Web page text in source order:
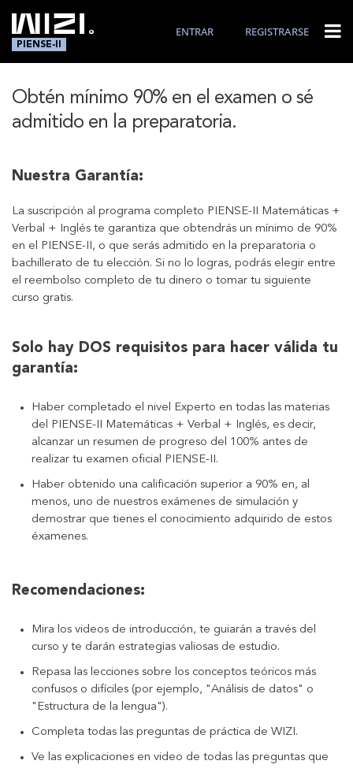
PIENSE-II
ENTRAR REGISTRARSE
Obtén mínimo 90% en el examen o sé
admitido en la preparatoria.
Nuestra Garantía:
La suscripción al programa completo PIENSE-II Matemáticas +
Verbal + Inglés te garantiza que obtendrás un mínimo de 90%
en el PIENSE-II, o que serás admitido en la preparatoria o
bachillerato de tu elección. Si no lo logras, podrás elegir entre
el reembolso completo de tu dinero o tomar tu siguiente
curso gratis.
Solo hay DOS requisitos para hacer válida tu
garantía:
Haber completado el nivel Experto en todas las materias
del PIENSE-II Matemáticas + Verbal + Inglés, es decir,
alcanzar un resumen de progreso del 100% antes de
realizar tu examen oficial PIENSE-II.
Haber obtenido una calificación superior a 90% en, al
menos, uno de nuestros exámenes de simulación y
demostrar que tienes el conocimiento adquirido de estos
éxamenes.
Recomendaciones:
Mira los videos de introducción, te guiarán a través del
curso y te darán estrategias valiosas de estudio.
Repasa las lecciones sobre los conceptos teóricos más
confusos o difíciles (por ejemplo, "Análisis de datos" o
"Estructura de la lengua").
Completa todas las preguntas de práctica de WIZI.
Ve las explicaciones en video de todas las preguntas que